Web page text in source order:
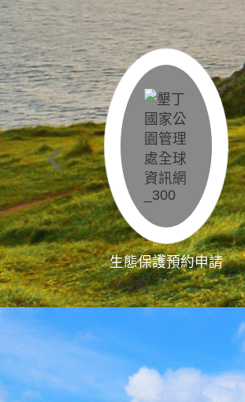
生態保護預約申請